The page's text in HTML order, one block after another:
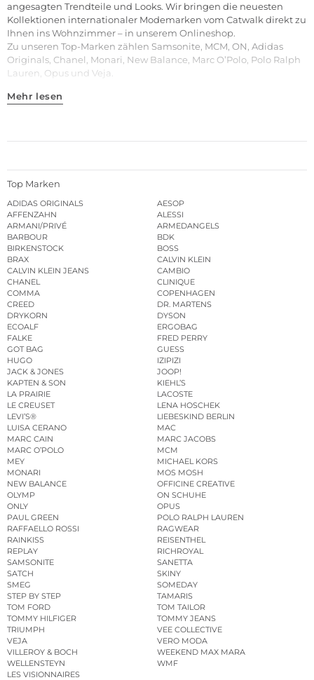
angesagten Trendteile und Looks. Wir bringen die neuesten
Kollektionen internationaler Modemarken vom Catwalk direkt zu
Ihnen ins Wohnzimmer – in unserem Onlineshop.
Zu unseren Top-Marken zählen Samsonite, MCM, ON, Adidas
Originals, Chanel, Monari, New Balance, Marc O’Polo, Polo Ralph
Lauren, Opus und Veja.
Mehr lesen
Top Marken
ADIDAS ORIGINALS
AESOP
AFFENZAHN
ALESSI
ARMANI/PRIVÉ
ARMEDANGELS
BARBOUR
BDK
BIRKENSTOCK
BOSS
BRAX
CALVIN KLEIN
CALVIN KLEIN JEANS
CAMBIO
CHANEL
CLINIQUE
COMMA
COPENHAGEN
CREED
DR. MARTENS
DRYKORN
DYSON
ECOALF
ERGOBAG
FALKE
FRED PERRY
GOT BAG
GUESS
HUGO
IZIPIZI
JACK & JONES
JOOP!
KAPTEN & SON
KIEHL’S
LA PRAIRIE
LACOSTE
LE CREUSET
LENA HOSCHEK
LEVI’S®
LIEBESKIND BERLIN
LUISA CERANO
MAC
MARC CAIN
MARC JACOBS
MARC O’POLO
MCM
MEY
MICHAEL KORS
MONARI
MOS MOSH
NEW BALANCE
OFFICINE CREATIVE
OLYMP
ON SCHUHE
ONLY
OPUS
PAUL GREEN
POLO RALPH LAUREN
RAFFAELLO ROSSI
RAGWEAR
RAINKISS
REISENTHEL
REPLAY
RICHROYAL
SAMSONITE
SANETTA
SATCH
SKINY
SMEG
SOMEDAY
STEP BY STEP
TAMARIS
TOM FORD
TOM TAILOR
TOMMY HILFIGER
TOMMY JEANS
TRIUMPH
VEE COLLECTIVE
VEJA
VERO MODA
VILLEROY & BOCH
WEEKEND MAX MARA
WELLENSTEYN
WMF
LES VISIONNAIRES